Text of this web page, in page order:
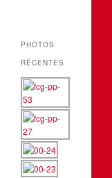
PHOTOS
RÉCENTES